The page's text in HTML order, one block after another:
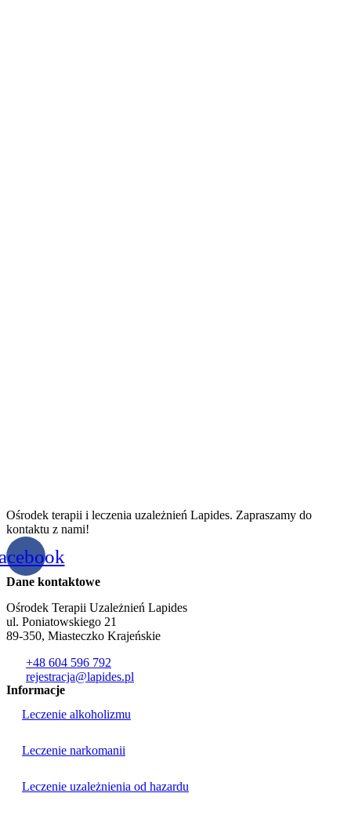
Ośrodek terapii i leczenia uzależnień Lapides. Zapraszamy do
kontaktu z nami!
Dane kontaktowe
Ośrodek Terapii Uzależnień Lapides
ul. Poniatowskiego 21
89-350, Miasteczko Krajeńskie
+48 604 596 792
rejestracja@lapides.pl
Informacje
Leczenie alkoholizmu
Leczenie narkomanii
Leczenie uzależnienia od hazardu